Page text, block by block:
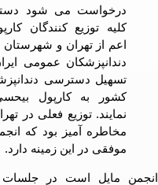
درخواست می شود
کلیه توزیع کنندگان
اعم از تهران و شهرستان
دندانپزشکان عمومی
تسهیل دسترسی
کشور به کارپول
نمایند. توزیع فعلی در
مخاطره آمیز بود که
موفقی در این زمینه دارد.
انجمن مایل است در جلسات